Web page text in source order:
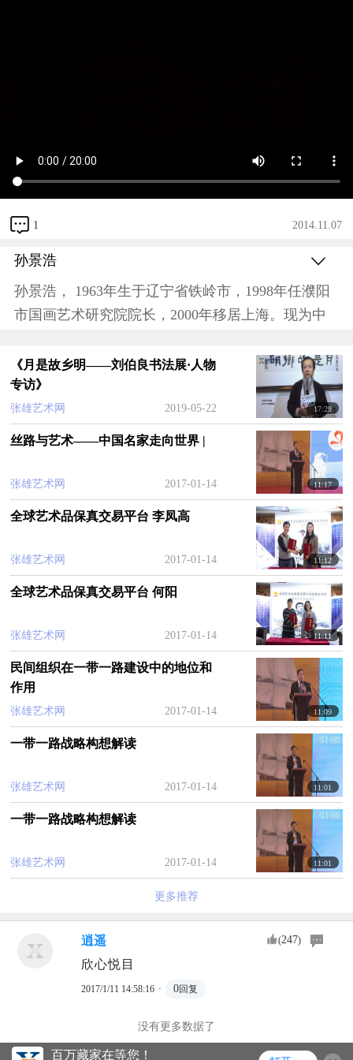
1 2014.11.07
孙景浩
孙景浩， 1963年生于辽宁省铁岭市， 1998年任濮阳
市国画艺术研究院院长， 2000年移居上海。现为中
员、副秘书长，浦东中国画院高级画师。多幅作品
曾在国家级画展中获奖，发表于报纸、刊物、入编
多部画集。同时在国内外，举办多次联展。 2007、
2008以及2009年分别荣获全国中国画展优秀作品
奖，首届中国山水画双年展优秀奖，入选第五届西
部大地情全国美展。
《月是故乡明——刘伯良书法展·人物
专访》
张雄艺术网 2019-05-22 17:29
丝路与艺术——中国名家走向世界 |
张雄艺术网 2017-01-14 11:17
全球艺术品保真交易平台 李凤高
张雄艺术网 2017-01-14 11:12
全球艺术品保真交易平台 何阳
张雄艺术网 2017-01-14 11:11
民间组织在一带一路建设中的地位和
作用
张雄艺术网 2017-01-14 11:09
一带一路战略构想解读
张雄艺术网 2017-01-14 11:01
一带一路战略构想解读
张雄艺术网 2017-01-14 11:01
更多推荐
逍遥 (247)
欣心悦目
2017/1/11 14:58:16 · 0回复
没有更多数据了
百万藏家在等您！